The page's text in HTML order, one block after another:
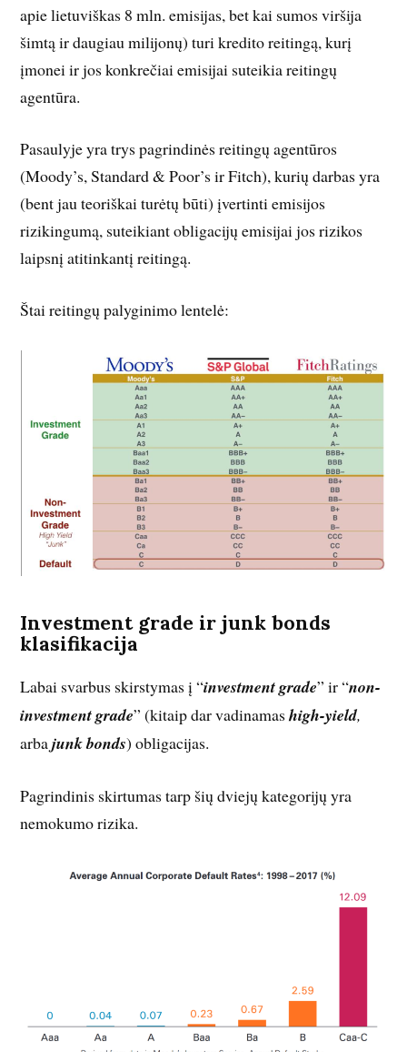
apie lietuviškas 8 mln. emisijas, bet kai sumos viršija
šimtą ir daugiau milijonų) turi kredito reitingą, kurį
įmonei ir jos konkrečiai emisijai suteikia reitingų
agentūra.
Pasaulyje yra trys pagrindinės reitingų agentūros
(Moody’s, Standard & Poor’s ir Fitch), kurių darbas yra
(bent jau teoriškai turėtų būti) įvertinti emisijos
rizikingumą, suteikiant obligacijų emisijai jos rizikos
laipsnį atitinkantį reitingą.
Štai reitingų palyginimo lentelė:
Investment grade ir junk bonds
klasifikacija
Labai svarbus skirstymas į “investment grade” ir “non-
investment grade” (kitaip dar vadinamashigh-yield,
arbajunk bonds) obligacijas.
Pagrindinis skirtumas tarp šių dviejų kategorijų yra
nemokumo rizika.